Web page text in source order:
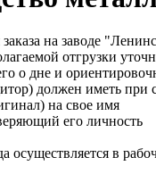
на заводе
отгрузки
о дне и
должен иметь при
на свое имя
его личность
осуществляется в